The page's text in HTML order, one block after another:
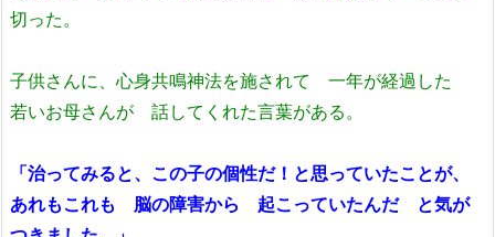
切った。
子供さんに、心身共鳴神法を施されて 一年が経過した
若いお母さんが 話してくれた言葉がある。
「治ってみると、この子の個性だ！と思っていたことが、
あれもこれも 脳の障害から 起こっていたんだ と気が